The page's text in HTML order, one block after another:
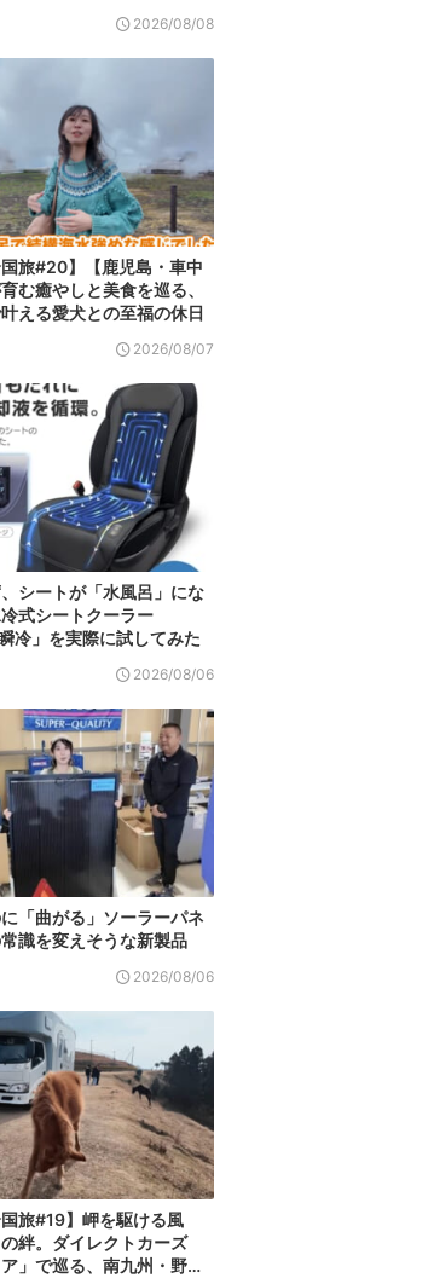
2026/08/08
国旅#20】【鹿児島・車中
む癒やしと美食を巡る、
える愛犬との至福の休日
2026/08/07
シートが「水風呂」にな
式シートクーラー
瞬冷」を実際に試してみた
2026/08/06
「曲がる」ソーラーパネ
識を変えそうな新製品
2026/08/06
国旅#19】岬を駆ける風
絆。ダイレクトカーズ
ア」で巡る、南九州・野…